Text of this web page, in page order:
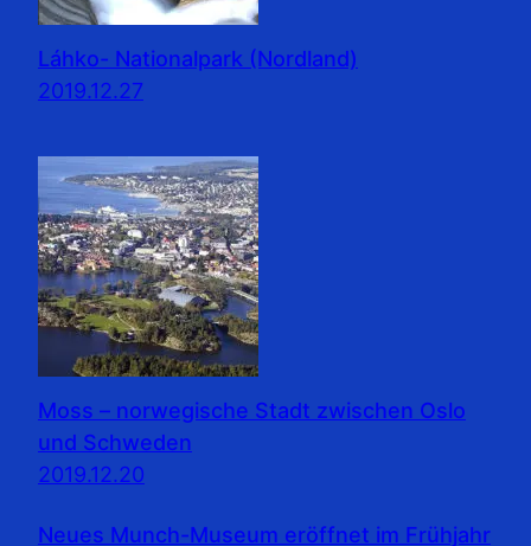
Láhko- Nationalpark (Nordland)
2019.12.27
Moss – norwegische Stadt zwischen Oslo
und Schweden
2019.12.20
Neues Munch-Museum eröffnet im Frühjahr